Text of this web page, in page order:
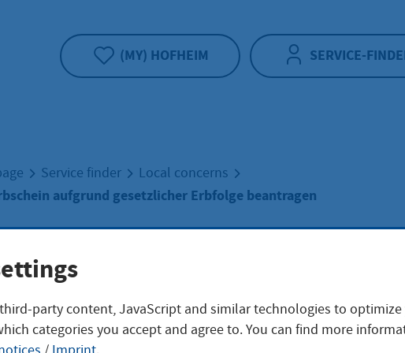
(MY) HOFHEIM SERVICE-
Service finder Local concerns
aufgrund gesetzlicher Erbfolge beantragen
Erbfolge
party content, JavaScript and similar technologies to
categories you accept and agree to. You can find more